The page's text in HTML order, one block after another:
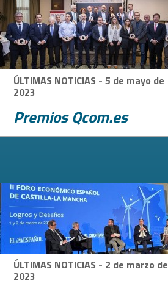
ÚLTIMAS NOTICIAS - 5 de mayo de
2023
Premios Qcom.es
ÚLTIMAS NOTICIAS - 2 de marzo de
2023